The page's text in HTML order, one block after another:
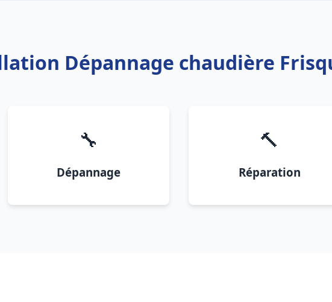
Dépannage chaudière
🔧
Dépannage
🔨
Réparation